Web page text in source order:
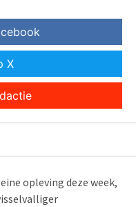
X
opleving deze week,